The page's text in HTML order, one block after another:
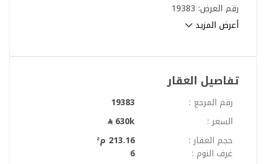
رقم العرض: 19383
رقم ترخيص الإعلان: 7200911896
رقم رخصة فال: 1200019203
أعرض المزيد
تفاصيل العقار
رقم المرجع :
19383
السعر :
630k
حجم العقار :
213.16 م²
غرف النوم :
6